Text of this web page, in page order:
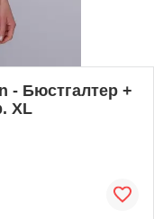
- Бюстгалтер +
XL